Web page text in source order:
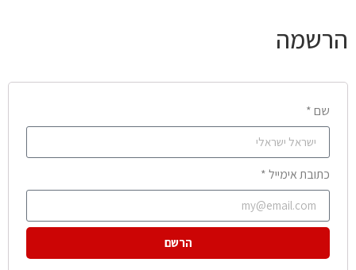
הרשמה
שם *
כתובת אימייל *
הרשם